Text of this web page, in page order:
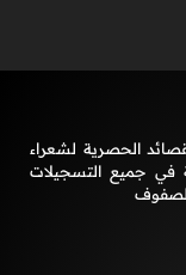
الحصرية لشعراء
في جميع التسجيلات